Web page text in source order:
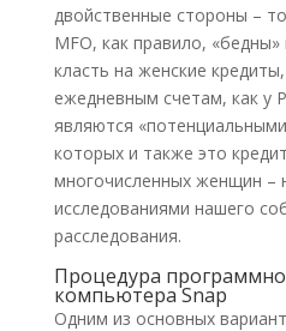
двойственные стороны –
MFO, как правило,
класть на женские
ежедневным счетам, как у
являются
которых и также это
многочисленных женщин –
исследованиями нашего
расследования.
Процедура
компьютера Snap
Одним из основных